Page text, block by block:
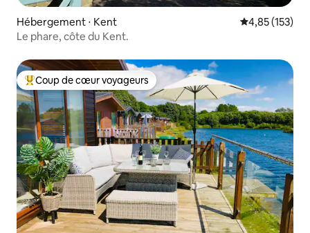
Hébergement ⋅ Kent Évaluation
4,85 (153)
Le phare, côte du Kent.
Coups de cœur voyageurs les plus appréciés
Coup de cœur voyageurs